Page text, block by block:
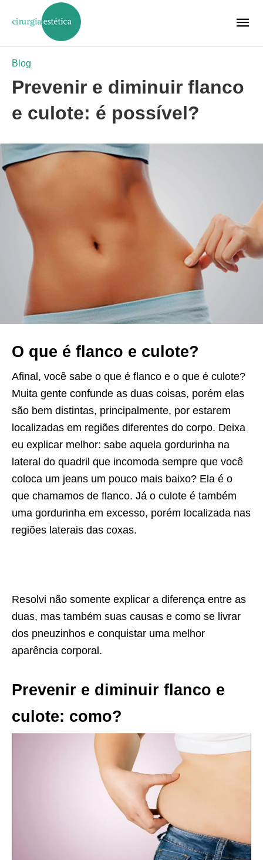
Blog
Prevenir e diminuir flanco
e culote: é possível?
O que é flanco e culote?
Afinal, você sabe o que é flanco e o que é culote?
Muita gente confunde as duas coisas, porém elas
são bem distintas, principalmente, por estarem
localizadas em regiões diferentes do corpo. Deixa
eu explicar melhor: sabe aquela gordurinha na
lateral do quadril que incomoda sempre que você
coloca um jeans um pouco mais baixo? Ela é o
que chamamos de flanco. Já o culote é também
uma gordurinha em excesso, porém localizada nas
regiões laterais das coxas.
Resolvi não somente explicar a diferença entre as
duas, mas também suas causas e como se livrar
dos pneuzinhos e conquistar uma melhor
aparência corporal.
Prevenir e diminuir flanco e
culote: como?